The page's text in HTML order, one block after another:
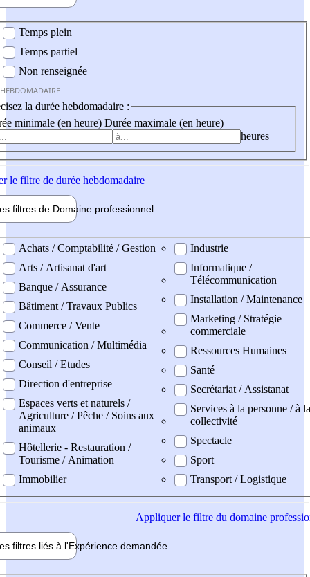
Temps plein
Temps partiel
Non renseignée
la durée hebdomadaire :
minimale (en heure) Durée maximale (en heure)
heures
le filtre de durée hebdomadaire
filtres de Domaine professionnel
professionel
Achats / Comptabilité / Gestion
Arts / Artisanat d'art
Banque / Assurance
Bâtiment / Travaux Publics
Commerce / Vente
Communication / Multimédia
Conseil / Etudes
Direction d'entreprise
Espaces verts et naturels /
Agriculture / Pêche / Soins aux
animaux
Hôtellerie - Restauration /
Tourisme / Animation
Immobilier
Industrie
Informatique /
Télécommunication
Installation / Maintenance
Marketing / Stratégie
commerciale
Ressources Humaines
Santé
Secrétariat / Assistanat
Services à la personne / à la
collectivité
Spectacle
Sport
Transport / Logistique
Appliquerle filtre du domaine
filtres liés à l'Expérience demandée